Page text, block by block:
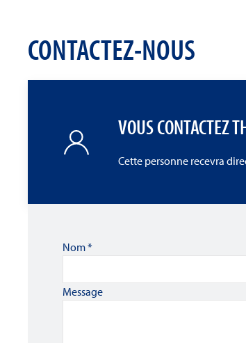
CONTACTEZ-NOUS
VOUS CONTACTEZ
Cette personne recevra
Nom*
Message